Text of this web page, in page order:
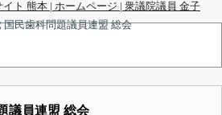
ト 熊本 | ホームページ | 衆議院議員 金子
国民歯科問題議員連盟 総会
議員連盟 総会